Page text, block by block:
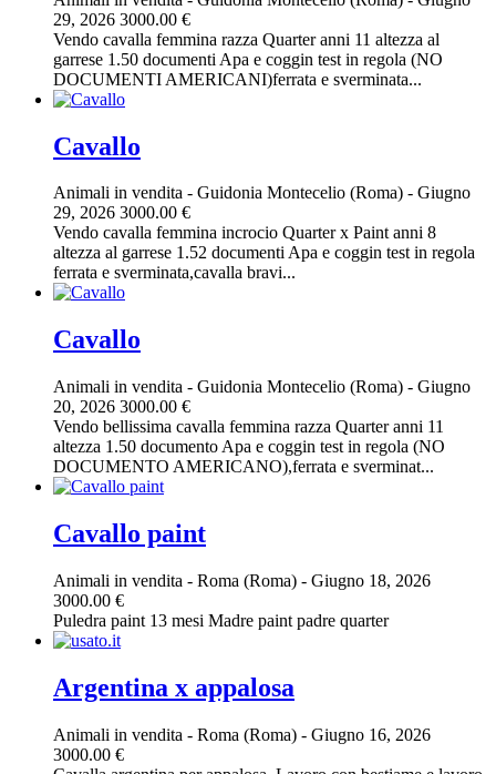
29, 2026 3000.00 €
Vendo cavalla femmina razza Quarter anni 11 altezza al
garrese 1.50 documenti Apa e coggin test in regola (NO
DOCUMENTI AMERICANI)ferrata e sverminata...
Cavallo
Animali in vendita - Guidonia Montecelio (Roma) - Giugno
29, 2026 3000.00 €
Vendo cavalla femmina incrocio Quarter x Paint anni 8
altezza al garrese 1.52 documenti Apa e coggin test in regola
ferrata e sverminata,cavalla bravi...
Cavallo
Animali in vendita - Guidonia Montecelio (Roma) - Giugno
20, 2026 3000.00 €
Vendo bellissima cavalla femmina razza Quarter anni 11
altezza 1.50 documento Apa e coggin test in regola (NO
DOCUMENTO AMERICANO),ferrata e sverminat...
Cavallo paint
Animali in vendita - Roma (Roma) - Giugno 18, 2026
3000.00 €
Puledra paint 13 mesi Madre paint padre quarter
Argentina x appalosa
Animali in vendita - Roma (Roma) - Giugno 16, 2026
3000.00 €